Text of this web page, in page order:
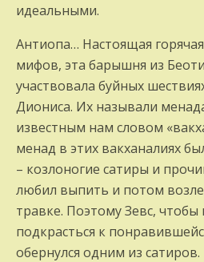
идеальными.
Антиопа… Настоящая
мифов, эта барышня из
участвовала буйных
Диониса. Их называли
известным нам словом
менад в этих вакханалиях
– козлоногие сатиры и
любил выпить и потом
травке. Поэтому Зевс, чтобы
подкрасться к
обернулся одним из сатиров.